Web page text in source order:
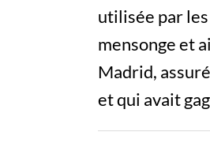
utilisée par
mensonge et
Madrid,
et qui avait